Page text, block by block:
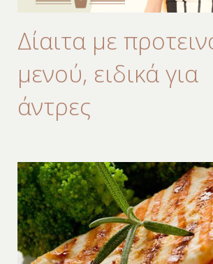
Δίαιτα με
μενού, ειδικά για
άντρες